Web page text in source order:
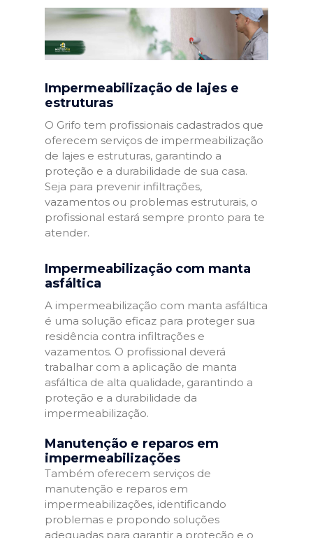
Impermeabilização de lajes e
estruturas
O Grifo tem profissionais cadastrados que
oferecem serviços de impermeabilização
de lajes e estruturas, garantindo a
proteção e a durabilidade de sua casa.
Seja para prevenir infiltrações,
vazamentos ou problemas estruturais, o
profissional estará sempre pronto para te
atender.
Impermeabilização com manta
asfáltica
A impermeabilização com manta asfáltica
é uma solução eficaz para proteger sua
residência contra infiltrações e
vazamentos. O profissional deverá
trabalhar com a aplicação de manta
asfáltica de alta qualidade, garantindo a
proteção e a durabilidade da
impermeabilização.
Manutenção e reparos em
impermeabilizações
Também oferecem serviços de
manutenção e reparos em
impermeabilizações, identificando
problemas e propondo soluções
adequadas para garantir a proteção e o